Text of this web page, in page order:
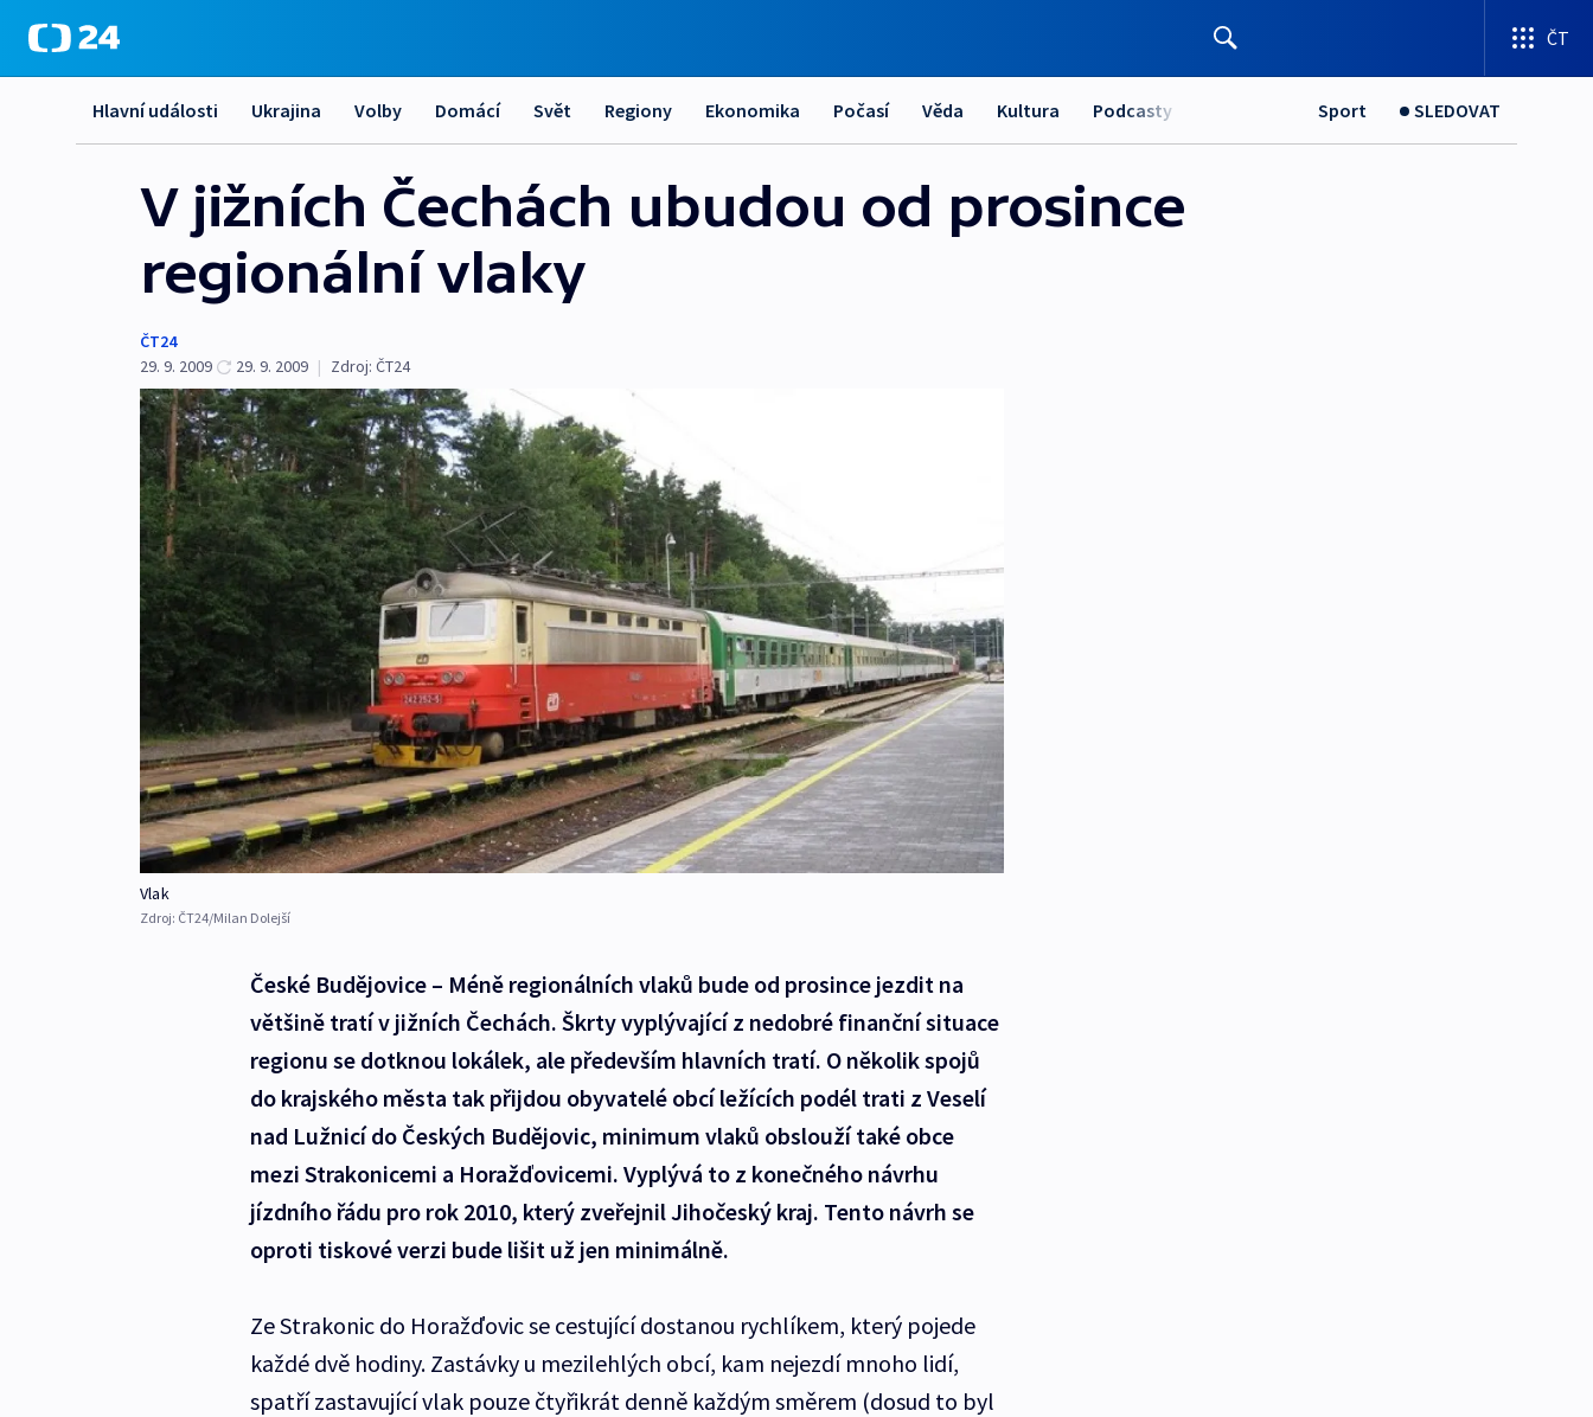
ČT
Hlavní události Ukrajina Volby Domácí Svět Regiony Ekonomika Počasí Věda Kultura Podcasty Sport SLEDOVAT
V jižních Čechách ubudou od prosince
regionální vlaky
ČT24
29. 9. 2009
29. 9. 2009 | Zdroj: ČT24
Vlak
Zdroj: ČT24/Milan Dolejší
České Budějovice – Méně regionálních vlaků bude od prosince jezdit na
většině tratí v jižních Čechách. Škrty vyplývající z nedobré finanční situace
regionu se dotknou lokálek, ale především hlavních tratí. O několik spojů
do krajského města tak přijdou obyvatelé obcí ležících podél trati z Veselí
nad Lužnicí do Českých Budějovic, minimum vlaků obslouží také obce
mezi Strakonicemi a Horažďovicemi. Vyplývá to z konečného návrhu
jízdního řádu pro rok 2010, který zveřejnil Jihočeský kraj. Tento návrh se
oproti tiskové verzi bude lišit už jen minimálně.
Ze Strakonic do Horažďovic se cestující dostanou rychlíkem, který pojede
každé dvě hodiny. Zastávky u mezilehlých obcí, kam nejezdí mnoho lidí,
spatří zastavující vlak pouze čtyřikrát denně každým směrem (dosud to byl